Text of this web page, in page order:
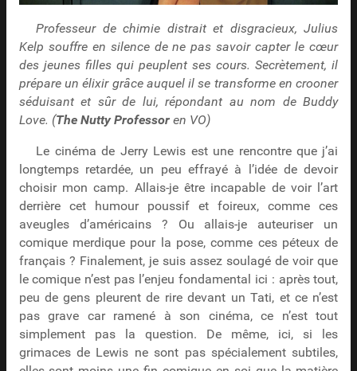
Professeur de chimie distrait et disgracieux, Julius
Kelp souffre en silence de ne pas savoir capter le cœur
des jeunes filles qui peuplent ses cours. Secrètement, il
prépare un élixir grâce auquel il se transforme en crooner
séduisant et sûr de lui, répondant au nom de Buddy
Love. (The Nutty Professoren VO)
Le cinéma de Jerry Lewis est une rencontre que j’ai
longtemps retardée, un peu effrayé à l’idée de devoir
choisir mon camp. Allais-je être incapable de voir l’art
derrière cet humour poussif et foireux, comme ces
aveugles d’américains ? Ou allais-je auteuriser un
comique merdique pour la pose, comme ces péteux de
français ? Finalement, je suis assez soulagé de voir que
le comique n’est pas l’enjeu fondamental ici : après tout,
peu de gens pleurent de rire devant un Tati, et ce n’est
pas grave car ramené à son cinéma, ce n’est tout
simplement pas la question. De même, ici, si les
grimaces de Lewis ne sont pas spécialement subtiles,